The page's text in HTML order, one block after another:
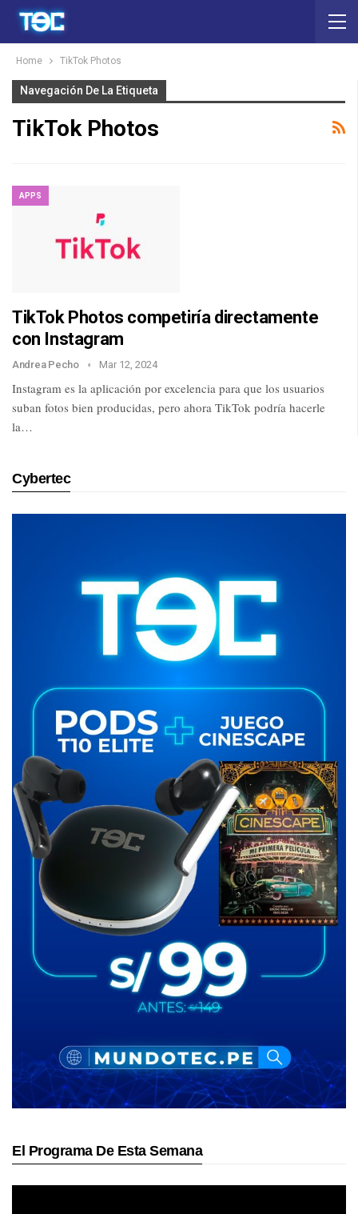
Home TikTok Photos
Navegación De La Etiqueta
TikTok Photos
APPS
TikTok Photos competiría directamente
con Instagram
Andrea Pecho Mar 12, 2024
Instagram es la aplicación por excelencia para que los usuarios
suban fotos bien producidas, pero ahora TikTok podría hacerle
la…
Cybertec
El Programa De Esta Semana